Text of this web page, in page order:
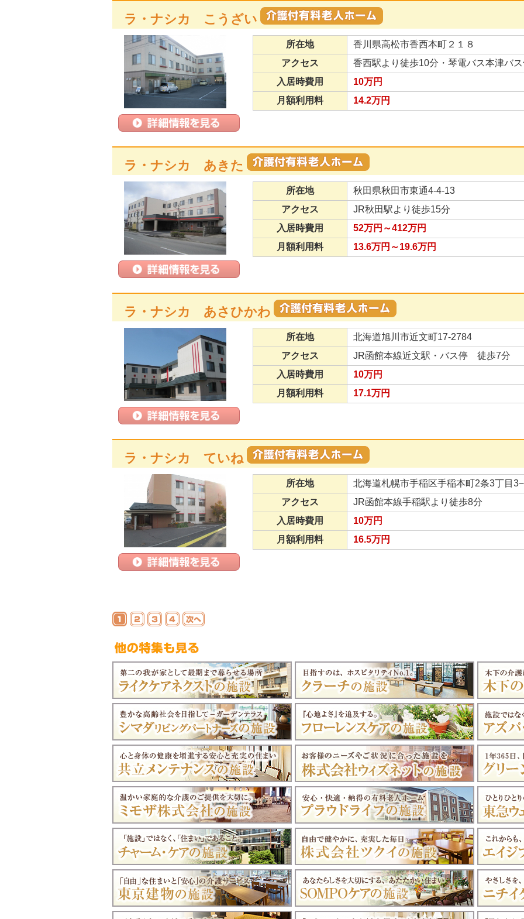
ラ・ナシカ こうざい
所在地
香川県高松市香西本町２１８
アクセス
香西駅より徒歩10分・琴電バス本津バ
入居時費用
10万円
月額利用料
14.2万円
ラ・ナシカ あきた
所在地
秋田県秋田市東通4-4-13
アクセス
JR秋田駅より徒歩15分
入居時費用
52万円～412万円
月額利用料
13.6万円～19.6万円
ラ・ナシカ あさひかわ
所在地
北海道旭川市近文町17-2784
アクセス
JR函館本線近文駅・バス停 徒歩7分
入居時費用
10万円
月額利用料
17.1万円
ラ・ナシカ ていね
所在地
北海道札幌市手稲区手稲本町2条3丁目
アクセス
JR函館本線手稲駅より徒歩8分
入居時費用
10万円
月額利用料
16.5万円